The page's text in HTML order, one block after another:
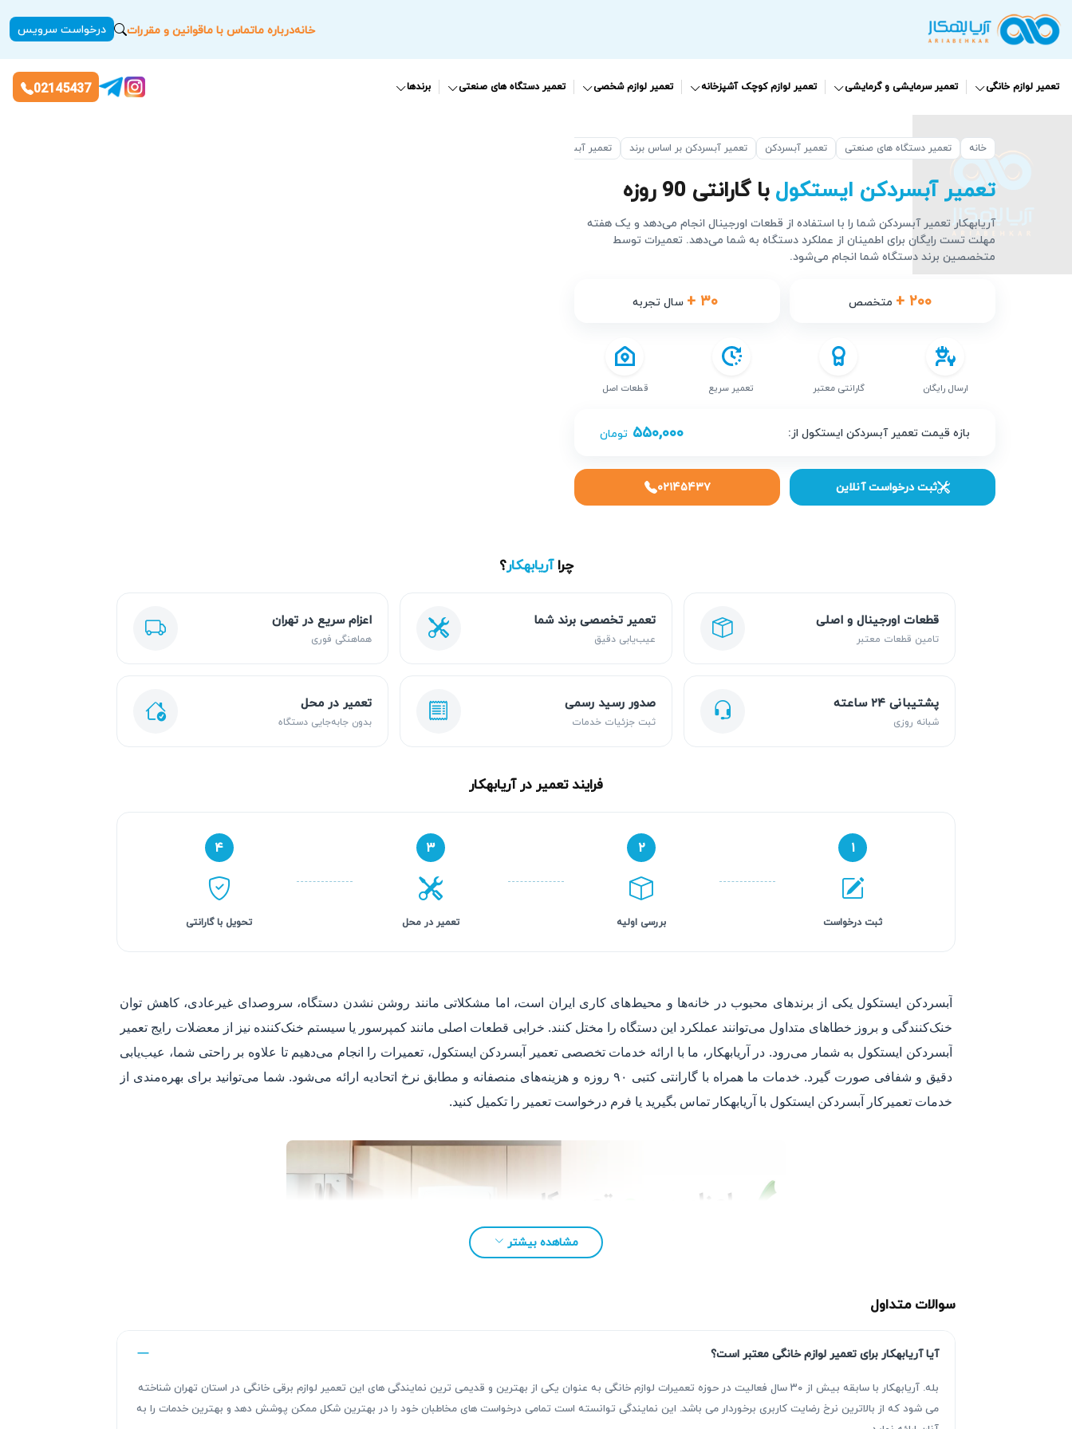
خانهدرباره ماتماس با ماقوانین و مقررات درخواست سرویس
تعمیر لوازم خانگی تعمیر سرمایشی و گرمایشی تعمیر لوازم کوچک آشپزخانه تعمیر لوازم شخصی تعمیر دستگاه های صنعتی برندها 02145437
خانه تعمیر دستگاه های صنعتی تعمیر آبسردکن تعمیر آبسردکن بر اساس برند تعمیر آبسردکن ایستکول
تعمیر آبسردکن ایستکولبا گارانتی 90 روزه
آریابهکار تعمیر آبسردکن شما را با استفاده از قطعات اورجینال انجام می‌دهد و یک هفته
مهلت تست رایگان برای اطمینان از عملکرد دستگاه به شما می‌دهد. تعمیرات توسط
متخصصین برند دستگاه شما انجام می‌شود.
+ ۲۰۰ متخصص + ۳۰ سال تجربه
ارسال رایگان گارانتی معتبر تعمیر سریع قطعات اصل
بازه قیمت تعمیر آبسردکن ایستکول از: ۵۵۰,۰۰۰ تومان
ثبت درخواست آنلاین ۰۲۱۴۵۴۳۷
چراآریابهکار؟
قطعات اورجینال و اصلی
تامین قطعات معتبر
تعمیر تخصصی برند شما
عیب‌یابی دقیق
اعزام سریع در تهران
هماهنگی فوری
پشتیبانی ۲۴ ساعته
شبانه روزی
صدور رسید رسمی
ثبت جزئیات خدمات
تعمیر در محل
بدون جابه‌جایی دستگاه
فرایند تعمیر در آریابهکار
۱
ثبت درخواست
۲
بررسی اولیه
۳
تعمیر در محل
۴
تحویل با گارانتی
آبسردکن ایستکول یکی از برندهای محبوب در خانه‌ها و محیط‌های کاری ایران است، اما مشکلاتی مانند روشن نشدن دستگاه، سروصدای غیرعادی، کاهش توان
خنک‌کنندگی و بروز خطاهای متداول می‌توانند عملکرد این دستگاه را مختل کنند. خرابی قطعات اصلی مانند کمپرسور یا سیستم خنک‌کننده نیز از معضلات رایج تعمیر
آبسردکن ایستکول به شمار می‌رود. در آریابهکار، ما با ارائه خدمات تخصصی تعمیر آبسردکن ایستکول، تعمیرات را انجام می‌دهیم تا علاوه بر راحتی شما، عیب‌یابی
دقیق و شفافی صورت گیرد. خدمات ما همراه با گارانتی کتبی ۹۰ روزه و هزینه‌های منصفانه و مطابق نرخ اتحادیه ارائه می‌شود. شما می‌توانید برای بهره‌مندی از
خدمات تعمیرکار آبسردکن ایستکول با آریابهکار تماس بگیرید یا فرم درخواست تعمیر را تکمیل کنید.
مشاهده بیشتر
سوالات متداول
آیا آریابهکار برای تعمیر لوازم خانگی معتبر است؟
بله. آریابهکار با سابقه بیش از ۳۰ سال فعالیت در حوزه تعمیرات لوازم خانگی به عنوان یکی از بهترین و قدیمی ترین نمایندگی های این تعمیر لوازم برقی خانگی در استان تهران شناخته
می شود که از بالاترین نرخ رضایت کاربری برخوردار می باشد. این نمایندگی توانسته است تمامی درخواست های مخاطبان خود را در بهترین شکل ممکن پوشش دهد و بهترین خدمات را به